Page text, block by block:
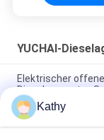
YUCHAI-
Elektrischer
Dieselgenerator-
34kw 42kva
Dieselaggregat
Kathy